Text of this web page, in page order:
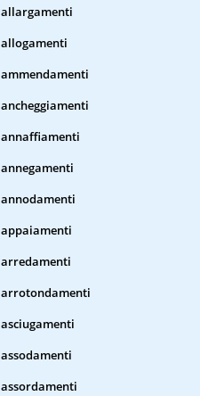
allargamenti
allogamenti
ammendamenti
ancheggiamenti
annaffiamenti
annegamenti
annodamenti
appaiamenti
arredamenti
arrotondamenti
asciugamenti
assodamenti
assordamenti